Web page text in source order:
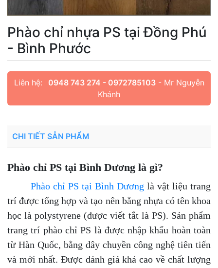
Phào chỉ nhựa PS tại Đồng Phú
- Bình Phước
Liên hệ: 0948 743 274 - 0972785103- Mr Nguyễn
Khánh
CHI TIẾT SẢN PHẨM
Phào chỉ PS tại Bình Dương là gì?
Phào chỉ PS tại Bình Dương là vật liệu trang
trí được tổng hợp và tạo nên bằng nhựa có tên khoa
học là polystyrene (được viết tắt là PS). Sản phẩm
trang trí phào chỉ PS là được nhập khẩu hoàn toàn
từ Hàn Quốc, bằng dây chuyền công nghệ tiên tiến
và mới nhất. Được đánh giá khá cao về chất lượng